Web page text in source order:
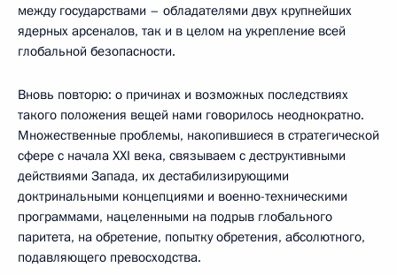
между государствами – обладателями двух крупнейших
ядерных арсеналов, так и в целом на укрепление всей
глобальной безопасности.
Вновь повторю: о причинах и возможных последствиях
такого положения вещей нами говорилось неоднократно.
Множественные проблемы, накопившиеся в стратегической
сфере с начала XXI века, связываем с деструктивными
действиями Запада, их дестабилизирующими
доктринальными концепциями и военно-техническими
программами, нацеленными на подрыв глобального
паритета, на обретение, попытку обретения, абсолютного,
подавляющего превосходства.